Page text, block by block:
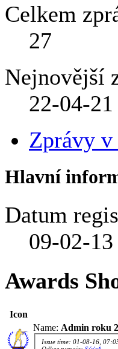
Celkem
27
Nejnovější
22-04-21
Zprávy
Hlavní
Datum
09-02-13
Awards
Icon
Name: Admin roku
Issue time: 01-08-16,